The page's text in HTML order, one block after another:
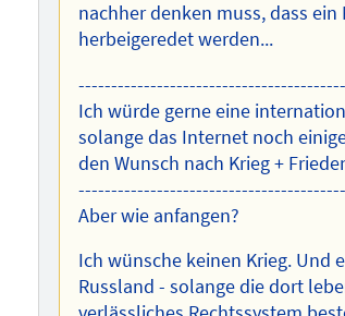
nachher denken muss, dass
herbeigeredet werden...
Ich würde gerne eine
solange das Internet noch
den Wunsch nach Krieg +
Aber wie anfangen?
Ich wünsche keinen Krieg. Und
Russland - solange die dort